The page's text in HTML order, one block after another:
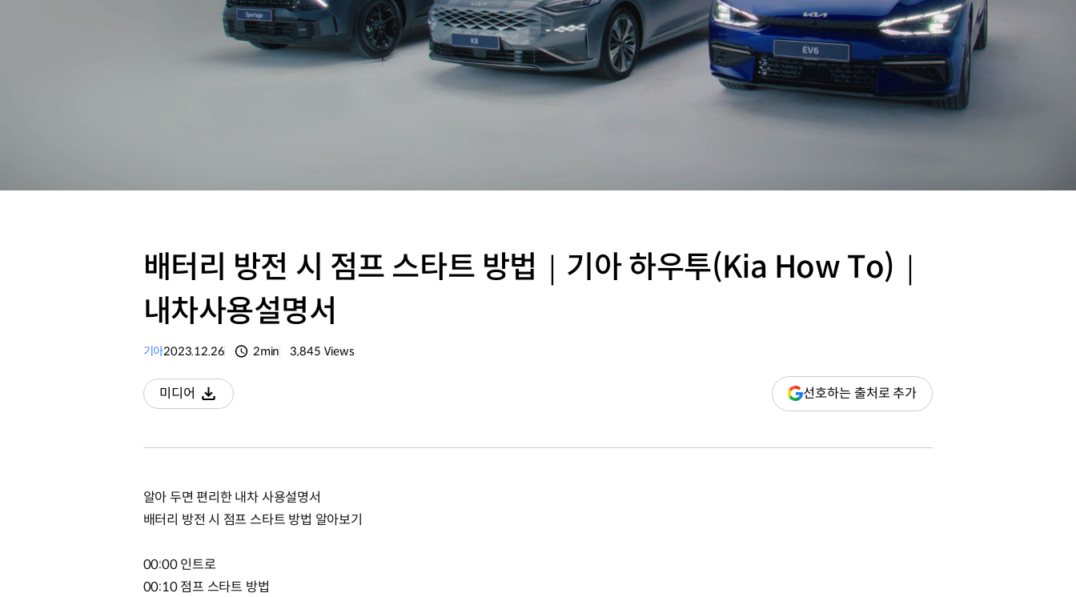
배터리 방전 시 점프 스타트 방법｜기아 하우투(Kia How To)｜
내차사용설명서
기아2023.12.26 2min 3,845 Views
미디어
다운로드
선호하는 출처로 추가(새
창
알아 두면 편리한 내차 사용설명서
배터리 방전 시 점프 스타트 방법 알아보기
00:00 인트로
00:10 점프 스타트 방법